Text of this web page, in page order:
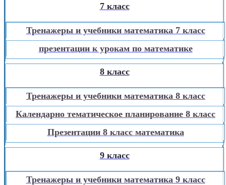
7 класс
Тренажеры и учебники математика 7 класс
презентации к урокам по математике
8 класс
Тренажеры и учебники математика 8 класс
Календарно тематическое планирование 8 класс
Презентации 8 класс математика
9 класс
Тренажеры и учебники математика 9 класс